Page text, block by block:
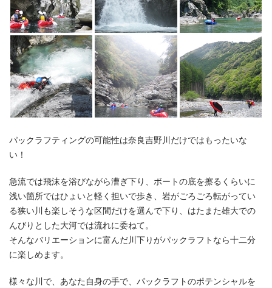
パックラフティングの可能性は奈良吉野川だけではもったいな
い！
急流では飛沫を浴びながら漕ぎ下り、ボートの底を擦るくらいに
浅い箇所ではひょいと軽く担いで歩き、岩がごろごろ転がってい
る狭い川も楽しそうな区間だけを選んで下り、はたまた雄大での
んびりとした大河では流れに委ねて。
そんなバリエーションに富んだ川下りがパックラフトなら十二分
に楽しめます。
様々な川で、あなた自身の手で、パックラフトのポテンシャルを